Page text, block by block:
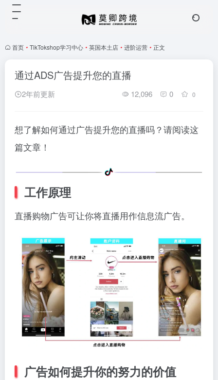
首页 • TikTokshop学习中心 • 英国本土店 • 进阶运营 • 正文
通过ADS广告提升您的直播
2年前更新 12,096 0 0
想了解如何通过广告提升您的直播吗？请阅读这
篇文章！
工作原理
直播购物广告可让你将直播用作信息流广告。
广告如何提升你的努力的价值